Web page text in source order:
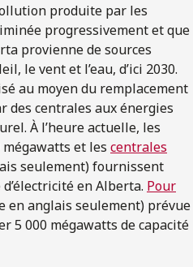
produite par les
progressivement et que
provienne de sources
le vent et l’eau, d’ici 2030.
au moyen du remplacement
des centrales aux énergies
À l’heure actuelle, les
et les centrales
seulement) fournissent
en Alberta. Pour
en anglais seulement) prévue
5 000 mégawatts de capacité